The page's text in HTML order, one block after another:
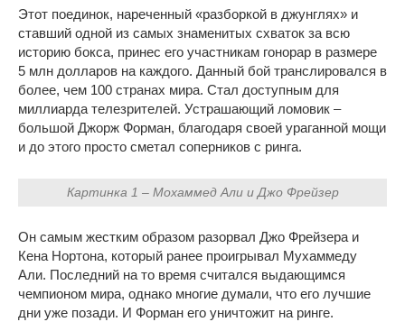
Этот поединок, нареченный «разборкой в джунглях» и
ставший одной из самых знаменитых схваток за всю
историю бокса, принес его участникам гонорар в размере
5 млн долларов на каждого. Данный бой транслировался в
более, чем 100 странах мира. Стал доступным для
миллиарда телезрителей. Устрашающий ломовик –
большой Джорж Форман, благодаря своей ураганной мощи
и до этого просто сметал соперников с ринга.
Картинка 1 – Мохаммед Али и Джо Фрейзер
Он самым жестким образом разорвал Джо Фрейзера и
Кена Нортона, который ранее проигрывал Мухаммеду
Али. Последний на то время считался выдающимся
чемпионом мира, однако многие думали, что его лучшие
дни уже позади. И Форман его уничтожит на ринге.